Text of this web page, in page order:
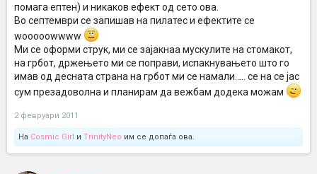
помага ептен) и никаков ефект од сето ова.
Во септември се запишав на пилатес и ефектите се
wooooowwww
Ми се оформи струк, ми се зајакнаа мускулите на стомакот,
на грбот, држењето ми се поправи, испакнувањето што го
имав од десната страна на грбот ми се намали..... се на се јас
сум презадоволна и планирам да вежбам додека можам
2 февруари 2011
На Cosmic Girl и TrinityNeo им се допаѓа ова.